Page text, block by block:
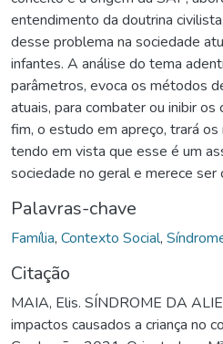
entendimento da doutrina
desse problema na sociedade
infantes. A análise do tema
parâmetros, evoca os métodos
atuais, para combater ou inibir
fim, o estudo em apreço, trará
tendo em vista que esse é um
sociedade no geral e merece ser
Palavras-chave
Família, Contexto Social,
Citação
MAIA, Elis. SÍNDROME DA
impactos causados a criança no